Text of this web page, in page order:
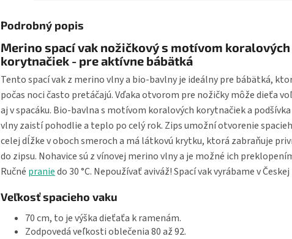
Podrobný popis
Merino spací vak nožičkový s motívom koralových
korytnačiek - pre aktívne bábätká
Tento spací vak z merino vlny a bio-bavlny je ideálny pre bábätká,
počas noci často pretáčajú. Vďaka otvorom pre nožičky môže dieťa
aj v spacáku. Bio-bavlna s motívom koralových korytnačiek a
vlny zaistí pohodlie a teplo po celý rok. Zips umožní otvorenie
celej dĺžke v oboch smeroch a má látkovú krytku, ktorá zabraňuje
do zipsu. Nohavice sú z vínovej merino vlny a je možné ich
Ručné praniedo 30 °C. Nepoužívať aviváž! Spací vak vyrábame v
Veľkosť spacieho vaku
70 cm, to je výška dieťaťa k ramenám.
Zodpovedá veľkosti oblečenia 80 až 92.